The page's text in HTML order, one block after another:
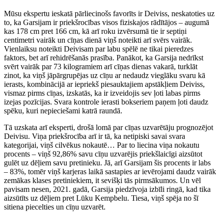
Mūsu ekspertu ieskatā pārliecinošs favorīts ir Deiviss, neskatoties uz
to, ka Garsijam ir priekšrocības visos fiziskajos rādītājos – augumā
kas 178 cm pret 166 cm, kā arī roku izvērsumā tie ir septiņi
centimetri vairāk un cīņas dienā viņš noteikti arī svērs vairāk.
Vienlaiksu noteikti Deivisam par labu spēlē ne tikai pieredzes
faktors, bet arī rehidrēšanās prasība. Panākot, ka Garsija nedrīkst
svērt vairāk par 73 kilogramiem arī cīņas dienas vakarā, turklāt
zinot, ka viņš jāpārgrupējas uz cīņu ar nedaudz vieglāku svaru kā
ierasts, kombinācijā ar iepriekš piesauktajiem apstākļiem Deiviss,
vismaz pirms cīņas, izskatās, ka ir izveidojis sev ļoti labas pirms
izejas pozīcijas. Svara kontrole ierasti bokseriem paņem ļoti daudz
spēku, kuri nepieciešami katrā raundā.
Tā uzskata arī eksperti, drošā lomā par cīņas uzvarētāju prognozējot
Deivisu. Viņa priekšrocība arī ir tā, ka netipiski savai svara
kategorijai, viņš cilvēkus nokautē… Par to liecina viņa nokautu
procents – viņš 92,86% savu cīņu uzvarējis priekšlaicīgi aizsūtot
gulēt uz dēļiem savu pretinieku. Jā, arī Garsijam šis procents ir labs
– 83%, tomēr viņš karjeras laikā sastapies ar ievērojami daudz vairāk
zemākas klases pretiniekiem, it sevišķi tās pirmsākumos. Un vēl
pavisam nesen, 2021. gadā, Garsija piedzīvoja izbīli ringā, kad tika
aizsūtīts uz dēļiem pret Lūku Kempbelu. Tiesa, viņš spēja no šī
sitiena piecelties un cīņu uzvarēt.